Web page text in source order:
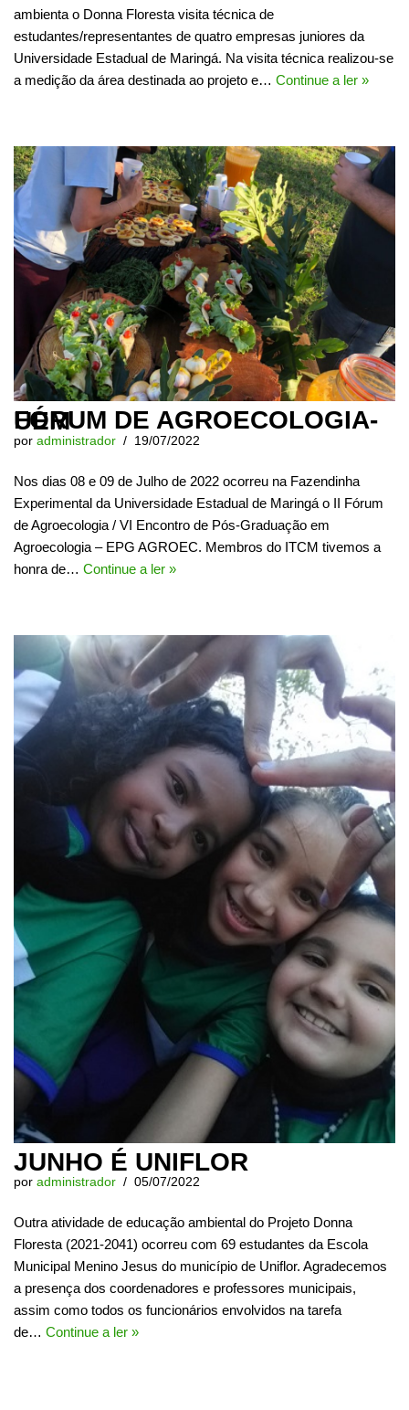
ambienta o Donna Floresta visita técnica de
estudantes/representantes de quatro empresas juniores da
Universidade Estadual de Maringá. Na visita técnica realizou-se
a medição da área destinada ao projeto e… Continue a ler »
FÓRUM DE AGROECOLOGIA-UEM
por administrador 19/07/2022
Nos dias 08 e 09 de Julho de 2022 ocorreu na Fazendinha
Experimental da Universidade Estadual de Maringá o II Fórum
de Agroecologia / VI Encontro de Pós-Graduação em
Agroecologia – EPG AGROEC. Membros do ITCM tivemos a
honra de… Continue a ler »
JUNHO É UNIFLOR
por administrador 05/07/2022
Outra atividade de educação ambiental do Projeto Donna
Floresta (2021-2041) ocorreu com 69 estudantes da Escola
Municipal Menino Jesus do município de Uniflor. Agradecemos
a presença dos coordenadores e professores municipais,
assim como todos os funcionários envolvidos na tarefa
de… Continue a ler »